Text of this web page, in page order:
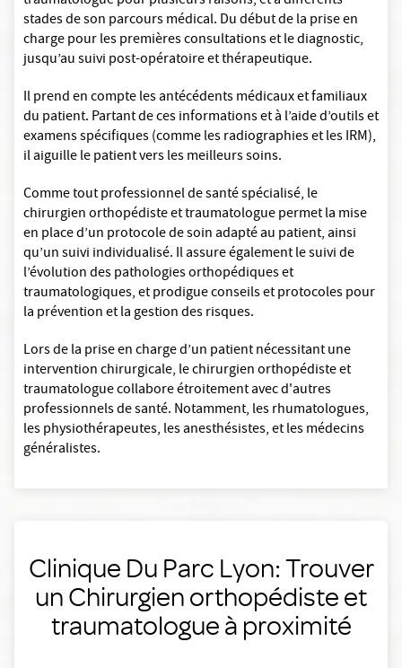
stades de son parcours médical. Du début de la prise en
charge pour les premières consultations et le diagnostic,
jusqu’au suivi post-opératoire et thérapeutique.
Il prend en compte les antécédents médicaux et familiaux
du patient. Partant de ces informations et à l’aide d’outils et
examens spécifiques (comme les radiographies et les IRM),
il aiguille le patient vers les meilleurs soins.
Comme tout professionnel de santé spécialisé, le
chirurgien orthopédiste et traumatologue permet la mise
en place d’un protocole de soin adapté au patient, ainsi
qu’un suivi individualisé. Il assure également le suivi de
l’évolution des pathologies orthopédiques et
traumatologiques, et prodigue conseils et protocoles pour
la prévention et la gestion des risques.
Lors de la prise en charge d’un patient nécessitant une
intervention chirurgicale, le chirurgien orthopédiste et
traumatologue collabore étroitement avec d'autres
professionnels de santé. Notamment, les rhumatologues,
les physiothérapeutes, les anesthésistes, et les médecins
généralistes.
Clinique Du Parc Lyon: Trouver
un Chirurgien orthopédiste et
traumatologue à proximité